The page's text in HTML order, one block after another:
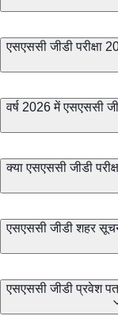
एसएससी जीडी परीक्षा
वर्ष 2026 में एसएससी
क्या एसएससी जीडी
एसएससी जीडी शहर
एसएससी जीडी प्रवेश